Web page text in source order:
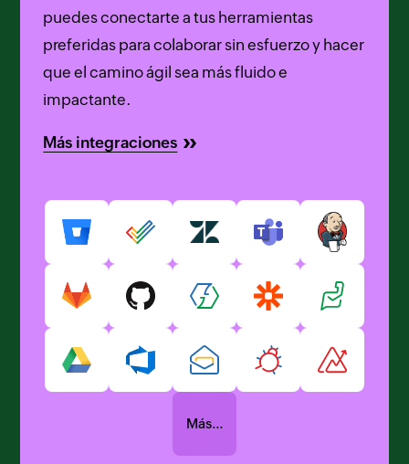
puedes conectarte a tus herramientas
preferidas para colaborar sin esfuerzo y hacer
que el camino ágil sea más fluido e
impactante.
Más integraciones
Más…